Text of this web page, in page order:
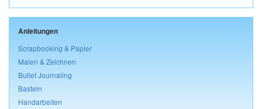
Anleitungen
Scrapbooking & Papier
Malen & Zeichnen
Bullet Journaling
Basteln
Handarbeiten